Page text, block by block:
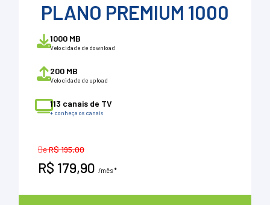
PLANO PREMIUM 1000
1000 MB
Velocidade de download
200 MB
Velocidade de upload
113 canais de TV
+ conheça os canais
DeR$ 195,00
R$ 179,90 /mês *